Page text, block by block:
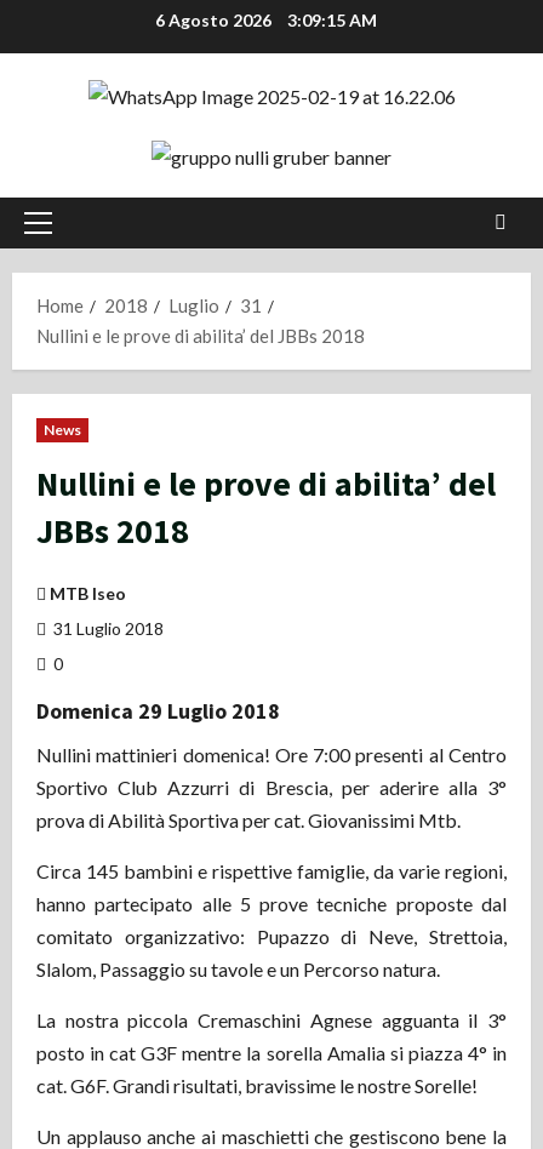
al
6 Agosto 2026 3:09:15 AM
Menu
Home
2018 Luglio
31
Nullini e le prove di abilita’ del JBBs 2018
News
Nullini e le prove di abilita’ del
JBBs 2018
MTB Iseo
31 Luglio 2018
0
Domenica 29 Luglio 2018
Nullini mattinieri domenica! Ore 7:00 presenti al Centro
Sportivo Club Azzurri di Brescia, per aderire alla 3°
prova di Abilità Sportiva per cat. Giovanissimi Mtb.
Circa 145 bambini e rispettive famiglie, da varie regioni,
hanno partecipato alle 5 prove tecniche proposte dal
comitato organizzativo: Pupazzo di Neve, Strettoia,
Slalom, Passaggio su tavole e un Percorso natura.
La nostra piccola Cremaschini Agnese agguanta il 3°
posto in cat G3F mentre la sorella Amalia si piazza 4° in
cat. G6F. Grandi risultati, bravissime le nostre Sorelle!
Un applauso anche ai maschietti che gestiscono bene la